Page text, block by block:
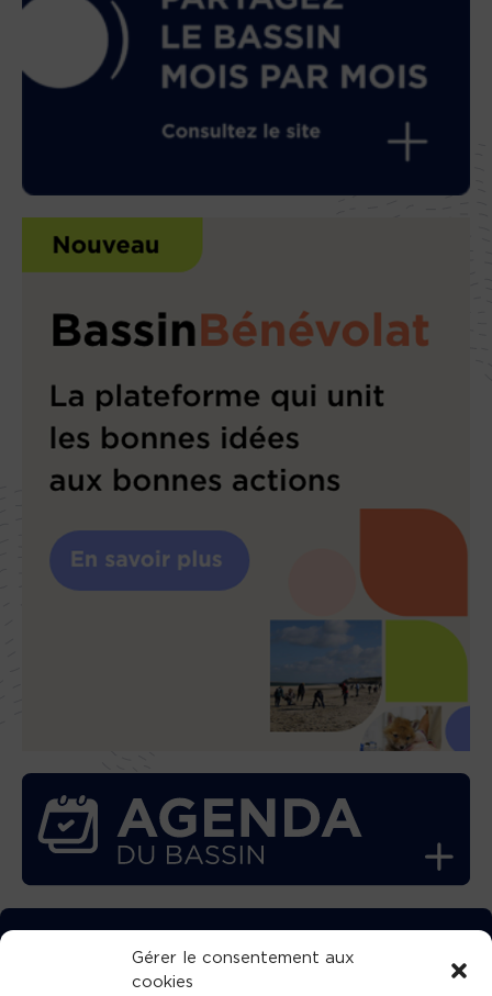
Gérer le consentement aux
cookies
TÉLÉCHARGEZ GRATUITEMENT